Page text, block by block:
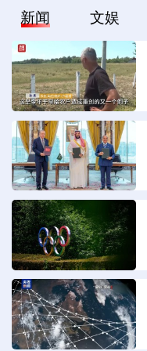
新闻 文娱